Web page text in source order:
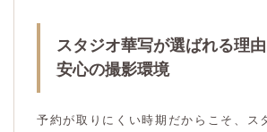
スタジオ華写が選ばれる理
安心の撮影環境
予約が取りにくい時期だからこそ、ス